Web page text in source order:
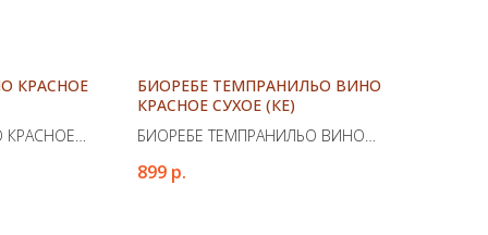
КРАСНОЕ
БИОРЕБЕ ТЕМПРАНИЛЬО ВИНО
КРАСНОЕ СУХОЕ (КЕ)
БИОРЕБЕ ТЕМПРАНИЛЬО ВИНО
899 р.